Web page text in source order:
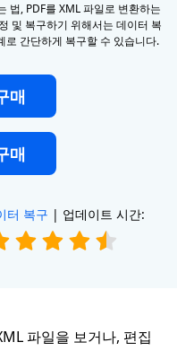
법, PDF를 XML 파일로 변환하는
및 복구하기 위해서는 데이터 복
간단하게 복구할 수 있습니다.
매
매
터 복구 | 업데이트 시간:
파일을 보거나, 편집